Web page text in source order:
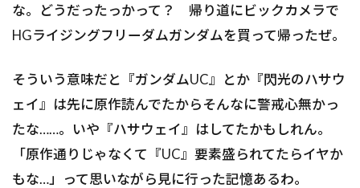
な。どうだったっかって？ 帰り道にビックカメラで
HGライジングフリーダムガンダムを買って帰ったぜ。
そういう意味だと『ガンダムUC』とか『閃光のハサウ
ェイ』は先に原作読んでたからそんなに警戒心無かっ
たな……。いや『ハサウェイ』はしてたかもしれん。
「原作通りじゃなくて『UC』要素盛られてたらイヤか
もな…」って思いながら見に行った記憶あるわ。